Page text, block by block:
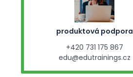
produktová podpora
+420 731 175 867
edu@edutrainings.cz